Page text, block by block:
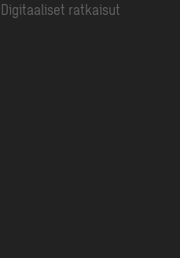
Digitaaliset ratkaisut